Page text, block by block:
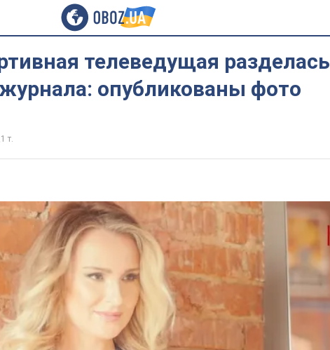
телеведущая разделась
опубликованы фото
т.